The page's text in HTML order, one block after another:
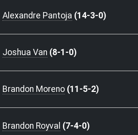
Alexandre Pantoja (14-3-0)
Joshua Van (8-1-0)
Brandon Moreno (11-5-2)
Brandon Royval (7-4-0)